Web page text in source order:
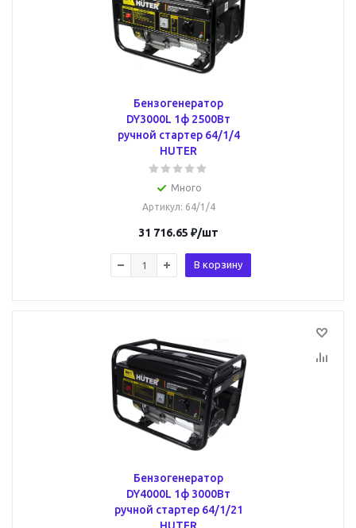
Бензогенератор
DY3000L 1ф 2500Вт
ручной стартер 64/1/4
HUTER
Много
Артикул: 64/1/4
31 716.65 ₽/шт
В корзину
Бензогенератор
DY4000L 1ф 3000Вт
ручной стартер 64/1/21